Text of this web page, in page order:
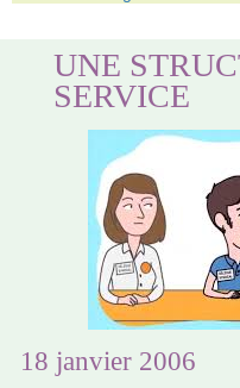
UNE
SERVICE
18 janvier 2006